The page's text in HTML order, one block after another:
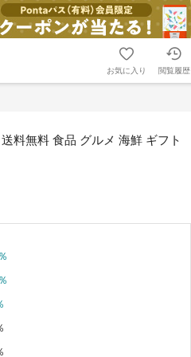
お気に入り 閲覧履歴
料無料 食品 グルメ 海鮮 ギフト